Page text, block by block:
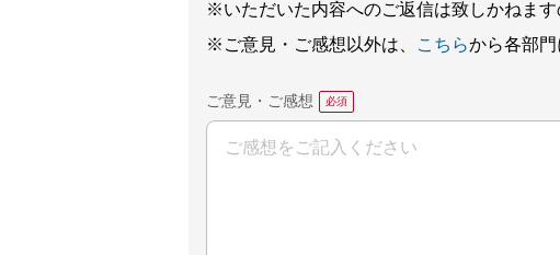
※いただいた内容へのご返信は致しかねます
※ご意見・ご感想以外は、
こちらから各部門
ご意見・ご感想